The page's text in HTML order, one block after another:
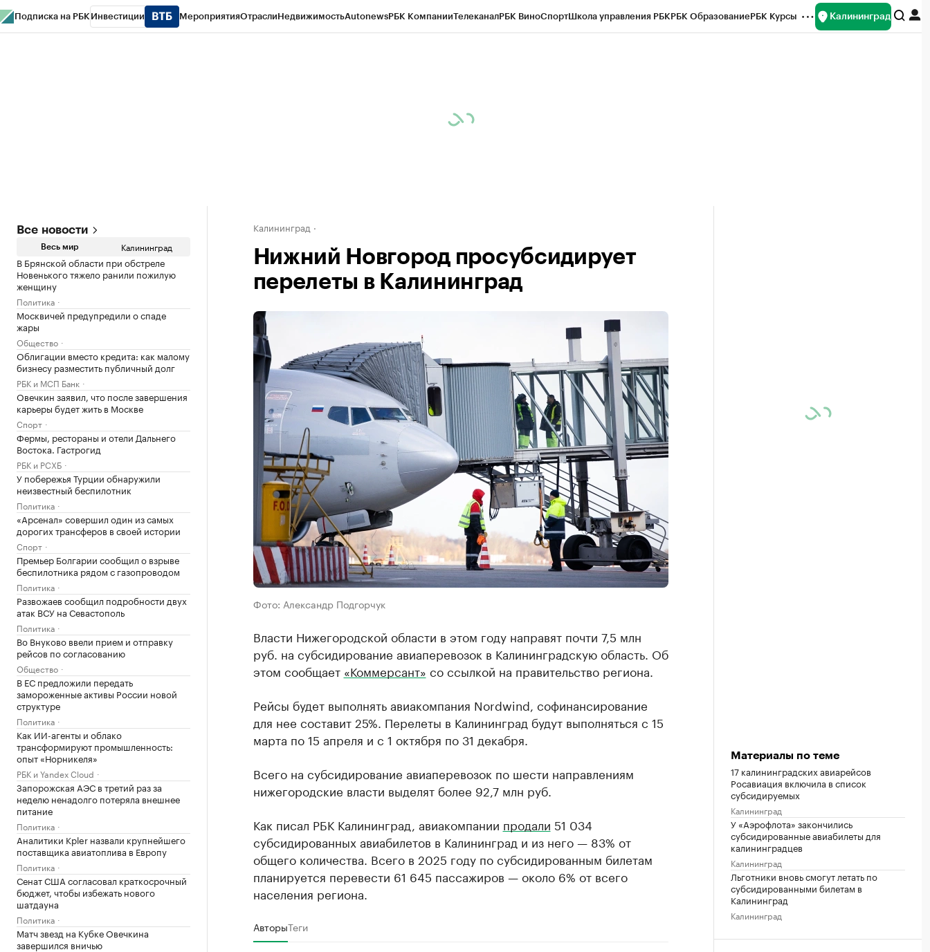
Подписка на РБК Инвестиции МероприятияОтраслиНедвижимостьAutonewsРБК КомпанииТелеканалРБК ВиноСпортШкола управления РБКРБК ОбразованиеРБК Курсы Калининград
Все новости
Весь мир Калининград
В Брянской области при обстреле
Новенького тяжело ранили пожилую
женщину
Политика
Москвичей предупредили о спаде
жары
Общество
Облигации вместо кредита: как малому
бизнесу разместить публичный долг
РБК и МСП Банк
Овечкин заявил, что после завершения
карьеры будет жить в Москве
Спорт
Фермы, рестораны и отели Дальнего
Востока. Гастрогид
РБК и РСХБ
У побережья Турции обнаружили
неизвестный беспилотник
Политика
«Арсенал» совершил один из самых
дорогих трансферов в своей истории
Спорт
Премьер Болгарии сообщил о взрыве
беспилотника рядом с газопроводом
Политика
Развожаев сообщил подробности двух
атак ВСУ на Севастополь
Политика
Во Внуково ввели прием и отправку
рейсов по согласованию
Общество
В ЕС предложили передать
замороженные активы России новой
структуре
Политика
Как ИИ-агенты и облако
трансформируют промышленность:
опыт «Норникеля»
РБК и Yandex Cloud
Запорожская АЭС в третий раз за
неделю ненадолго потеряла внешнее
питание
Политика
Аналитики Kpler назвали крупнейшего
поставщика авиатоплива в Европу
Политика
Сенат США согласовал краткосрочный
бюджет, чтобы избежать нового
шатдауна
Политика
Матч звезд на Кубке Овечкина
завершился вничью
Калининград
Нижний Новгород просубсидирует
перелеты в Калининград
Фото: Александр Подгорчук
Власти Нижегородской области в этом году направят почти 7,5 млн
руб. на субсидирование авиаперевозок в Калининградскую область. Об
этом сообщает «Коммерсант» со ссылкой на правительство региона.
Рейсы будет выполнять авиакомпания Nordwind, софинансирование
для нее составит 25%. Перелеты в Калининград будут выполняться с 15
марта по 15 апреля и с 1 октября по 31 декабря.
Всего на субсидирование авиаперевозок по шести направлениям
нижегородские власти выделят более 92,7 млн руб.
Как писал РБК Калининград, авиакомпании продали 51 034
субсидированных авиабилетов в Калининград и из него — 83% от
общего количества. Всего в 2025 году по субсидированным билетам
планируется перевести 61 645 пассажиров — около 6% от всего
населения региона.
АвторыТеги
Материалы по теме
17 калининградских авиарейсов
Росавиация включила в список
субсидируемых
Калининград
У «Аэрофлота» закончились
субсидированные авиабилеты для
калининградцев
Калининград
Льготники вновь смогут летать по
субсидированными билетам в
Калининград
Калининград